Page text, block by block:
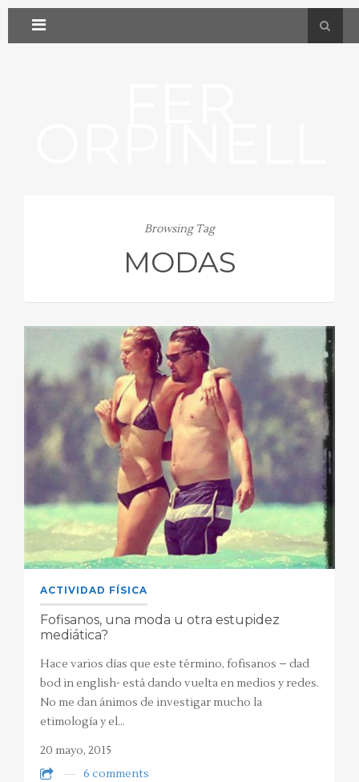
Browsing Tag
MODAS
ACTIVIDAD FÍSICA
Fofisanos, una moda u otra estupidez
mediática?
Hace varios días que este término, fofisanos – dad
bod in english- está dando vuelta en medios y redes.
No me dan ánimos de investigar mucho la
etimología y el…
20 mayo, 2015
6 comments